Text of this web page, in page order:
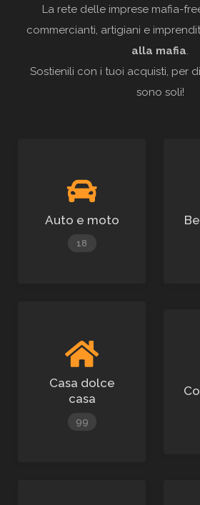
La rete delle imprese mafia-
commercianti, artigiani e
alla mafia.
Sostienili con i tuoi acquisti, per
sono soli!
Auto e moto
18
Casa dolce
casa
99